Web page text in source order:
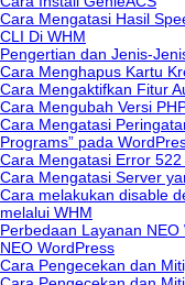
Cara Mengatasi Hasil
CLI Di WHM
Pengertian dan Jenis-
Cara Menghapus Kartu
Cara Mengaktifkan Fitur
Cara Mengubah Versi
Cara Mengatasi
Programs” pada
Cara Mengatasi Error
Cara Mengatasi Server
Cara melakukan disable
melalui WHM
Perbedaan Layanan
NEO WordPress
Cara Pengecekan dan